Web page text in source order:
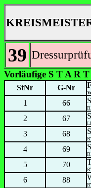
39
Vorläufige S T A R
StNr G-Nr
1 66
2 67
3 68
4 69
5 70
6 88